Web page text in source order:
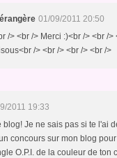
01/09/2011 20:50
/> <br /> Merci :)<br /> <br />
/> <br /> <br /> <br />
2011 19:33
blog! Je ne sais pas si te l'ai
concours sur mon blog
O.P.I. de la couleur de ton